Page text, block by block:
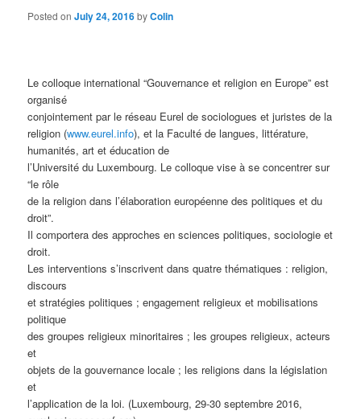
Posted onJuly 24, 2016byColin
Le colloque international “Gouvernance et religion en Europe” est
organisé
conjointement par le réseau Eurel de sociologues et juristes de la
religion (www.eurel.info), et la Faculté de langues, littérature,
humanités, art et éducation de
l’Université du Luxembourg. Le colloque vise à se concentrer sur
“le rôle
de la religion dans l’élaboration européenne des politiques et du
droit”.
Il comportera des approches en sciences politiques, sociologie et
droit.
Les interventions s’inscrivent dans quatre thématiques : religion,
discours
et stratégies politiques ; engagement religieux et mobilisations
politique
des groupes religieux minoritaires ; les groupes religieux, acteurs
et
objets de la gouvernance locale ; les religions dans la législation
et
l’application de la loi. (Luxembourg, 29-30 septembre 2016,